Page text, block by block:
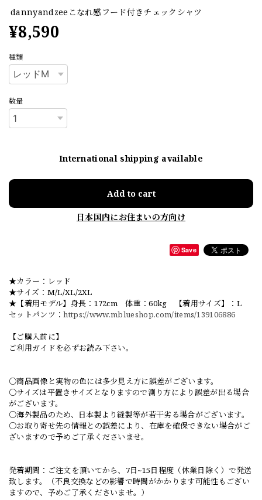
dannyandzeeこなれ感フード付きチェックシャツ
¥8,590
種類
数量
International shipping available
Add to cart
日本国内にお住まいの方向け
Save
★カラー：レッド
★サイズ：M/L/XL/2XL
★【着用モデル】身長：172cm 体重：60kg 【着用サイズ】：L
セットパンツ：https://www.mblueshop.com/items/139106886
【ご購入前に】
ご利用ガイドを必ずお読み下さい。
○商品画像と実物の色には多少見え方に誤差がございます。
○サイズは平置きサイズとなりますので測り方により誤差が出る場合
がございます。
○海外製品のため、日本製より縫製等が若干劣る場合がございます。
○お取り寄せ先の情報との誤差により、在庫を確保できない場合がご
ざいますので予めご了承くださいませ。
発着期間：ご注文を頂いてから、7日~15日程度（休業日除く）で発送
致します。（不良交換などの影響で時間がかかります可能性もござい
ますので、予めご了承くださいませ。）